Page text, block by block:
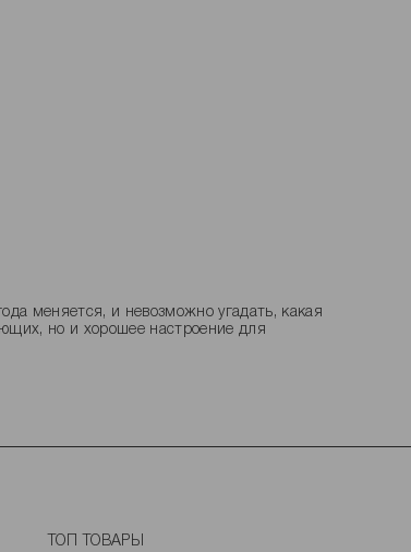
меняется, и невозможно угадать, какая
но и хорошее настроение для
купить женскую куртку и не ошибиться.
ТОП ТОВАРЫ